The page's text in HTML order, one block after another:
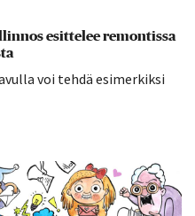
esittelee remontissa
voi tehdä esimerkiksi